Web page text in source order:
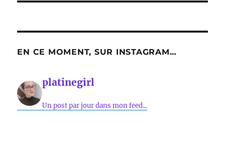
EN CE MOMENT, SUR INSTAGRAM…
platinegirl
Un post par jour dans mon feed...